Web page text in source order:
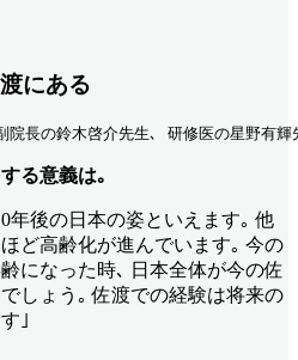
にある
長の鈴木啓介先生､ 研修医の星野有輝
る意義は｡
年後の日本の姿といえます｡ 他
ど高齢化が進んでいます｡ 今の
になった時､ 日本全体が今の佐
しょう｡ 佐渡での経験は将来の
｣